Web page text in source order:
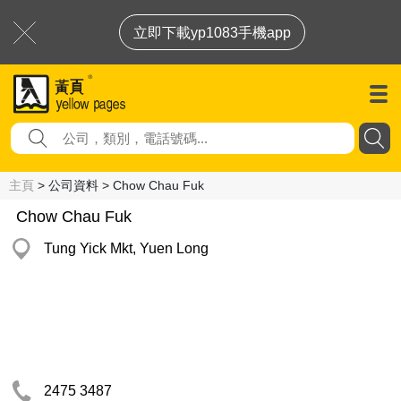
立即下載yp1083手機app
主頁 > 公司資料 > Chow Chau Fuk
Chow Chau Fuk
Tung Yick Mkt, Yuen Long
2475 3487